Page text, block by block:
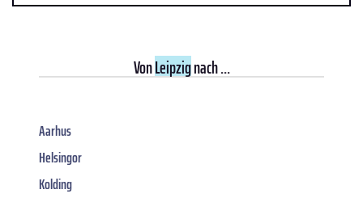
VonLeipzignach ...
Aarhus
Helsingor
Kolding